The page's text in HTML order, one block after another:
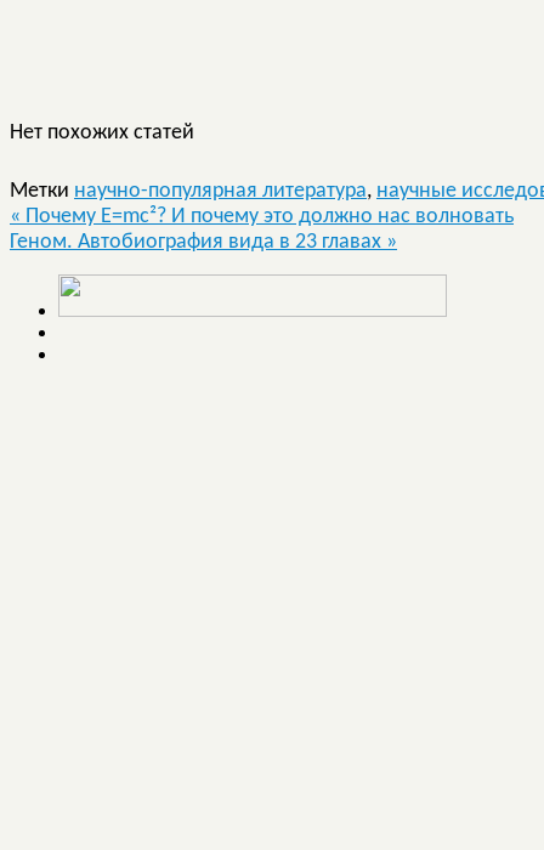
Нет похожих статей
Метки научно-популярная литература, научные
« Почему Е=mc²? И почему это должно нас волновать
Геном. Автобиография вида в 23 главах »